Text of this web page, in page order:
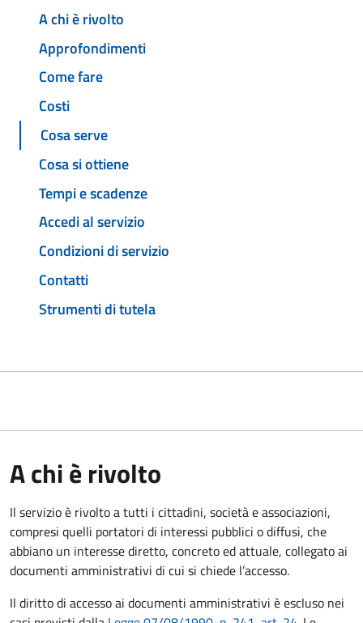
A chi è rivolto
Approfondimenti
Come fare
Costi
Cosa serve
Cosa si ottiene
Tempi e scadenze
Accedi al servizio
Condizioni di servizio
Contatti
Strumenti di tutela
A chi è rivolto
Il servizio è rivolto a tutti i cittadini, società e associazioni,
compresi quelli portatori di interessi pubblici o diffusi, che
abbiano un interesse diretto, concreto ed attuale, collegato ai
documenti amministrativi di cui si chiede l’accesso.
Il diritto di accesso ai documenti amministrativi è escluso nei